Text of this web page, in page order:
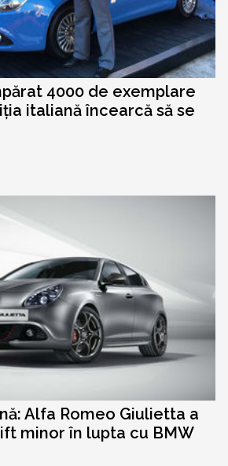
4000 de exemplare
italiană încearcă să se
Alfa Romeo Giulietta a
minor în lupta cu BMW